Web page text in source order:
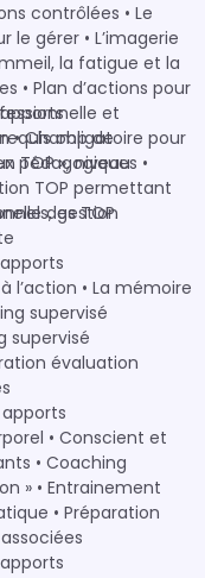
contrôlées • Le
le gérer • L’imagerie
la fatigue et la
• Plan d’actions pour
et
TOP », niveau
TOP permettant
des TOP.
• Champ de
pédagogiques •
gestion
l’action • La mémoire
supervisé
supervisé
évaluation
• Conscient et
• Coaching
» • Entrainement
• Préparation